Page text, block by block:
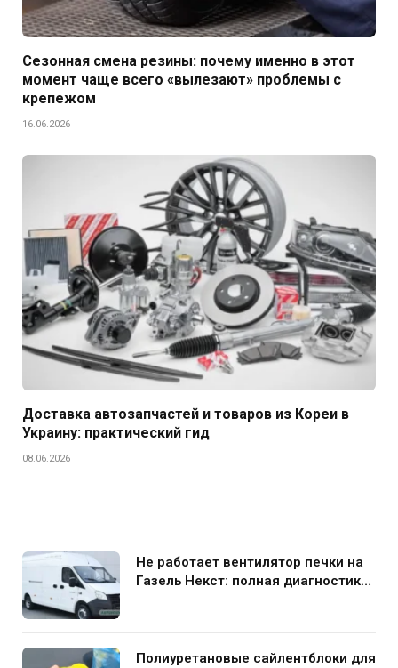
Сезонная смена резины: почему именно в этот
момент чаще всего «вылезают» проблемы с
крепежом
16.06.2026
Доставка автозапчастей и товаров из Кореи в
Украину: практический гид
08.06.2026
Не работает вентилятор печки на
Газель Некст: полная диагностика
Полиуретановые сайлентблоки для